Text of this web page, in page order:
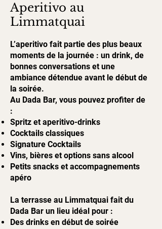
Aperitivo au
Limmatquai
L’aperitivo fait partie des plus beaux
moments de la journée : un drink, de
bonnes conversations et une
ambiance détendue avant le début de
la soirée.
Au Dada Bar, vous pouvez profiter de
:
Spritz et aperitivo-drinks
Cocktails classiques
Signature Cocktails
Vins, bières et options sans alcool
Petits snacks et accompagnements
apéro
La terrasse au Limmatquai fait du
Dada Bar un lieu idéal pour :
Des drinks en début de soirée